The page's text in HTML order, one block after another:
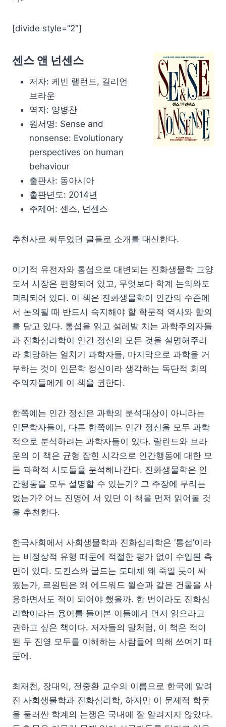
[divide style=”2″]
센스 앤 넌센스
저자: 케빈 랠런드, 길리언
브라운
역자: 양병찬
원서명: Sense and
nonsense: Evolutionary
perspectives on human
behaviour
출판사: 동아시아
출판년도: 2014년
주제어: 센스, 넌센스
추천사로 써두었던 글들로 소개를 대신한다.
이기적 유전자와 통섭으로 대변되는 진화생물학 교양
도서 시장은 편향되어 있고, 무엇보다 학계 논의와도
괴리되어 있다. 이 책은 진화생물학이 인간의 수준에
서 논의될 때 반드시 숙지해야 할 학문적 역사와 함의
를 담고 있다. 통섭을 읽고 설레발 치는 과학주의자들
과 진화심리학이 인간 정신의 모든 것을 설명해주리
라 희망하는 얼치기 과학자들, 마지막으로 과학을 거
부하는 것이 인문학 정신이라 생각하는 독단적 회의
주의자들에게 이 책을 권한다.
한쪽에는 인간 정신은 과학의 분석대상이 아니라는
인문학자들이, 다른 한쪽에는 인간 정신을 모두 과학
적으로 분석하려는 과학자들이 있다. 랄란드와 브라
운의 이 책은 균형 잡힌 시각으로 인간행동에 대한 모
든 과학적 시도들을 분석해나간다. 진화생물학은 인
간행동을 모두 설명할 수 있는가? 그 주장에 무리는
없는가? 어느 진영에 서 있던 이 책을 먼저 읽어볼 것
을 추천한다.
한국사회에서 사회생물학과 진화심리학은 ‘통섭’이라
는 비정상적 유행 때문에 적절한 평가 없이 수입된 측
면이 있다. 도킨스와 굴드는 도대체 왜 죽일 듯이 싸
웠는가, 르원틴은 왜 에드워드 윌슨과 같은 건물을 사
용하면서도 적이 되어야 했을까. 한 번이라도 진화심
리학이라는 용어를 들어본 이들에게 먼저 읽으라고
권하고 싶은 책이다. 저자들의 말처럼, 이 책은 적이
된 두 진영 모두를 이해하는 사람들에 의해 쓰여기 때
문에.
최재천, 장대익, 전중환 교수의 이름으로 한국에 알려
진 사회생물학과 진화심리학, 하지만 이 문제적 학문
을 둘러싼 학계의 논쟁은 국내에 잘 알려지지 않았다.